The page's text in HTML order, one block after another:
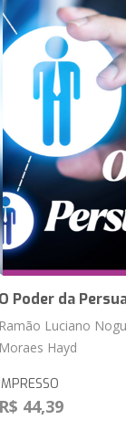
O Poder da
Ramão Luciano
Moraes Hayd
R$ 44,39